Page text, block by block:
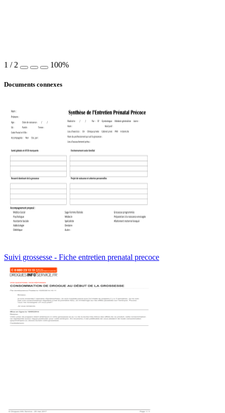
1 / 2 100%
Documents connexes
Suivi grossesse - Fiche entretien prenatal precoce